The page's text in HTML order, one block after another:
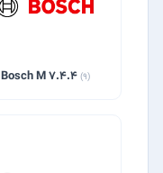
Bosch M 7.4.4 (9)